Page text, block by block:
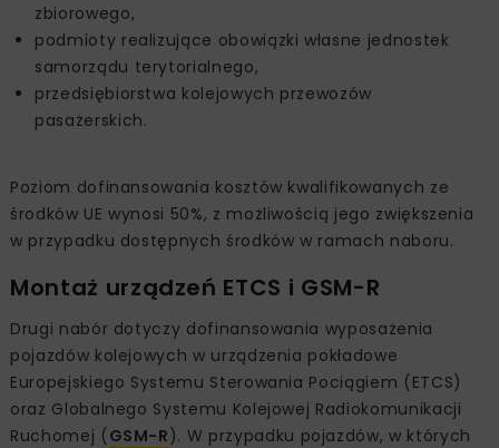
zbiorowego,
podmioty realizujące obowiązki własne jednostek
samorządu terytorialnego,
przedsiębiorstwa kolejowych przewozów
pasażerskich.
Poziom dofinansowania kosztów kwalifikowanych ze
środków UE wynosi 50%, z możliwością jego zwiększenia
w przypadku dostępnych środków w ramach naboru.
Montaż urządzeń ETCS i GSM-R
Drugi nabór dotyczy dofinansowania wyposażenia
pojazdów kolejowych w urządzenia pokładowe
Europejskiego Systemu Sterowania Pociągiem (ETCS)
oraz Globalnego Systemu Kolejowej Radiokomunikacji
Ruchomej (GSM-R). W przypadku pojazdów, w których